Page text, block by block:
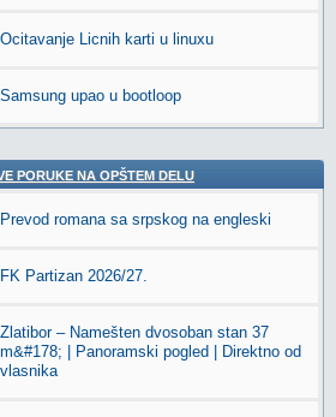
Ocitavanje Licnih karti u linuxu
Samsung upao u bootloop
PORUKE NA OPŠTEM DELU
Prevod romana sa srpskog na engleski
FK Partizan 2026/27.
Zlatibor – Namešten dvosoban stan 37
m&#178; | Panoramski pogled | Direktno od
vlasnika